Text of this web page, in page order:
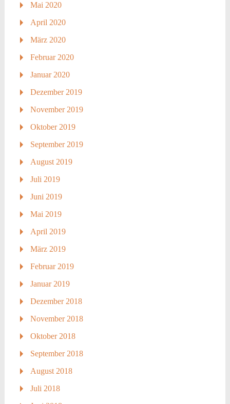
Mai 2020
April 2020
März 2020
Februar 2020
Januar 2020
Dezember 2019
November 2019
Oktober 2019
September 2019
August 2019
Juli 2019
Juni 2019
Mai 2019
April 2019
März 2019
Februar 2019
Januar 2019
Dezember 2018
November 2018
Oktober 2018
September 2018
August 2018
Juli 2018